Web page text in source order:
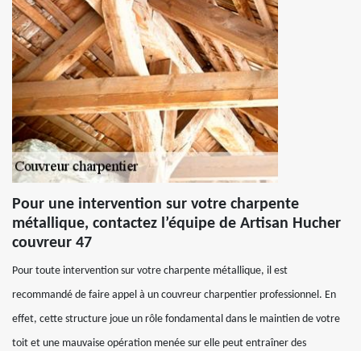
Pour une intervention sur votre charpente
métallique, contactez l’équipe de Artisan Hucher
couvreur 47
Pour toute intervention sur votre charpente métallique, il est
recommandé de faire appel à un couvreur charpentier professionnel. En
effet, cette structure joue un rôle fondamental dans le maintien de votre
toit et une mauvaise opération menée sur elle peut entraîner des